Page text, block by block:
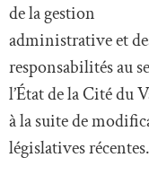
de la gestion
administrative et
responsabilités au
l’État de la Cité du
à la suite de
législatives récentes.